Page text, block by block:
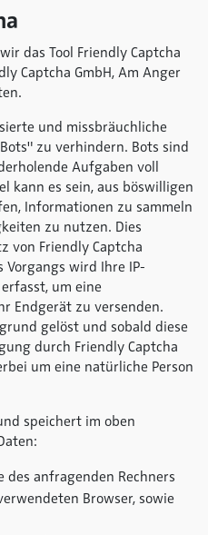
das Tool Friendly Captcha
Captcha GmbH, Am Anger
und missbräuchliche
zu verhindern. Bots sind
Aufgaben voll
kann es sein, aus böswilligen
Informationen zu sammeln
zu nutzen. Dies
von Friendly Captcha
Vorgangs wird Ihre IP-
um eine
Endgerät zu versenden.
gelöst und sobald diese
durch Friendly Captcha
um eine natürliche Person
speichert im oben
des anfragenden Rechners
Browser, sowie